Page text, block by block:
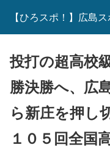
【ひろスポ！】広島
投打の超高校
勝決勝へ、広
ら新庄を押し
１０５回全国